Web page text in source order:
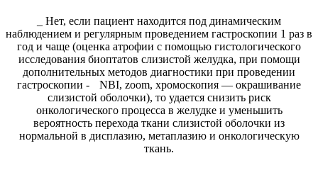
_ Нет, если пациент находится под динамическим
наблюдением и регулярным проведением гастроскопии 1 раз в
год и чаще (оценка атрофии с помощью гистологического
исследования биоптатов слизистой желудка, при помощи
дополнительных методов диагностики при проведении
гастроскопии - NBI, zoom, хромоскопия — окрашивание
слизистой оболочки), то удается снизить риск
онкологического процесса в желудке и уменьшить
вероятность перехода ткани слизистой оболочки из
нормальной в дисплазию, метаплазию и онкологическую
ткань.